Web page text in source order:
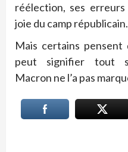
réélection, ses
joie du camp républicain.
Mais certains
peut signifier tout
Macron ne l’a pas